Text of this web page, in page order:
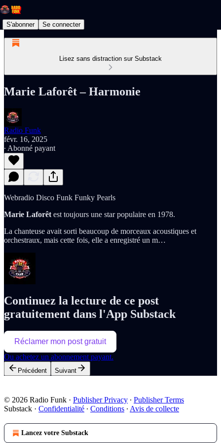
S'abonner Se connecter
Lisez sans distraction sur Substack
Marie Laforêt – Harmonie
Radio Funk
févr. 16, 2025
∙ Abonné payant
Webradio Disco Funk Funky Pearls
Marie Laforêt est toujours une star populaire en 1978.
La chanteuse avait sorti beaucoup de morceaux acoustiques et
orchestraux, mais cette fois, elle a enregistré un m…
Continuez la lecture de ce post
gratuitement dans l'App Substack
Réclamer mon post gratuit
Ou achetez un abonnement payant.
Précédent Suivant
© 2026 Radio Funk · Publisher Privacy ∙ Publisher Terms
Substack · Confidentialité ∙ Conditions ∙ Avis de collecte
Lancez votre Substack